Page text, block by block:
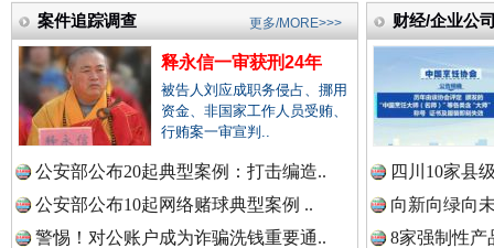
中国全民新闻网.
中国公众新闻网.
衣柜里的秘密 高速路
案件追踪调查
释永信一审获刑24年
被告人刘应成职务侵占、挪用
资金、非国家工作人员受贿、
行贿案一审宣判..
公安部公布20起典型案例：打击编造..
公安部公布10起网络赌球典型案例 ..
警惕！对公账户成为诈骗洗钱重要通..
更多/MORE>>> 财经/企业公
四川10家县
向新向绿向
8家强制性产